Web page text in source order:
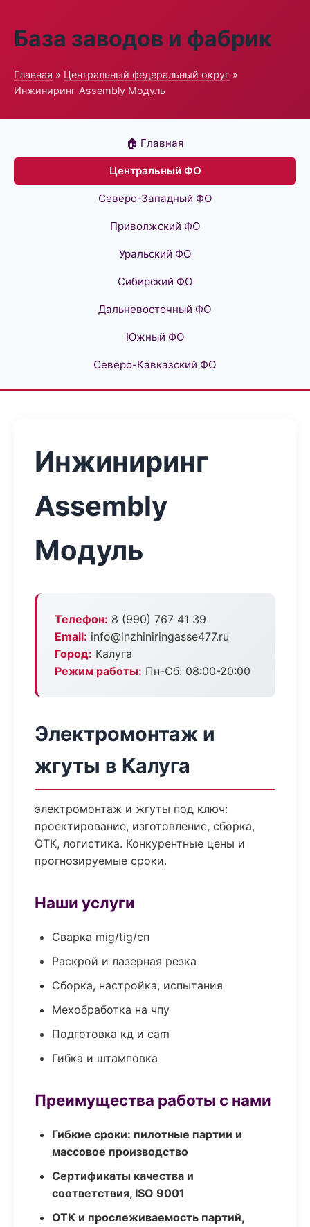
База заводов и фабрик
Главная » Центральный федеральный округ »
Инжиниринг Assembly Модуль
🏠 Главная
Центральный ФО
Северо-Западный ФО
Приволжский ФО
Уральский ФО
Сибирский ФО
Дальневосточный ФО
Южный ФО
Северо-Кавказский ФО
Инжиниринг
Assembly
Модуль
Телефон: 8 (990) 767 41 39
Email: info@inzhiniringasse477.ru
Город: Калуга
Режим работы: Пн-Сб: 08:00-20:00
Электромонтаж и
жгуты в Калуга
электромонтаж и жгуты под ключ:
проектирование, изготовление, сборка,
ОТК, логистика. Конкурентные цены и
прогнозируемые сроки.
Наши услуги
Сварка mig/tig/сп
Раскрой и лазерная резка
Сборка, настройка, испытания
Мехобработка на чпу
Подготовка кд и cam
Гибка и штамповка
Преимущества работы с нами
Гибкие сроки: пилотные партии и
массовое производство
Сертификаты качества и
соответствия, ISO 9001
ОТК и прослеживаемость партий,